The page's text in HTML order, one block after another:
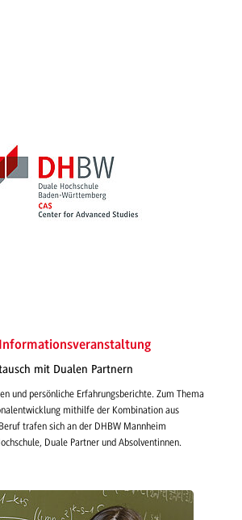
mit Dualen Partnern
und persönliche Erfahrungsberichte. Zum Thema
mithilfe der Kombination aus
trafen sich an der DHBW Mannheim
Duale Partner und Absolventinnen.